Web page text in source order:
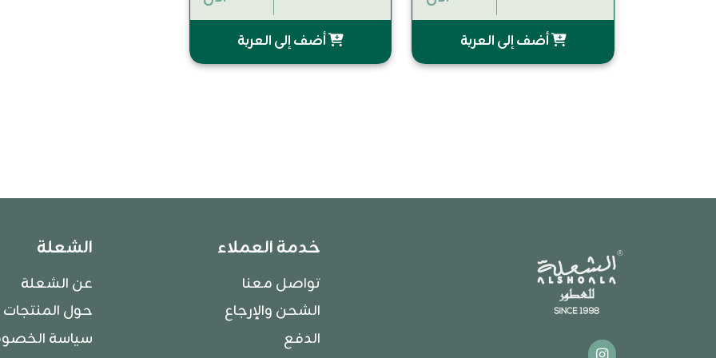
أضف إلى العربة أضف إلى العربة
خدمة العملاء
تواصل معنا
الشحن والإرجاع
الدفع
الشعلة
عن الشعلة
حول المنتجات
سياسة